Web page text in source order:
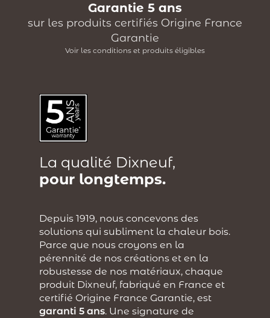
Garantie 5 ans
sur les produits certifiés Origine France
Garantie
Voir les conditions et produits éligibles
La qualité Dixneuf,
pour longtemps.
Depuis 1919, nous concevons des
solutions qui subliment la chaleur bois.
Parce que nous croyons en la
pérennité de nos créations et en la
robustesse de nos matériaux, chaque
produit Dixneuf, fabriqué en France et
certifié Origine France Garantie, est
garanti 5 ans. Une signature de